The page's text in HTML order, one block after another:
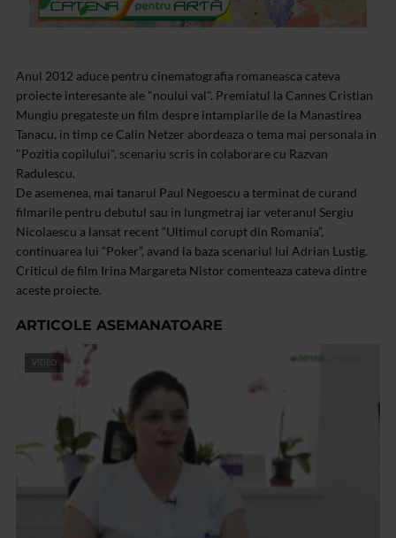
Anul 2012 aduce pentru cinematografia romaneasca cateva
proiecte interesante ale "noului val". Premiatul la Cannes Cristian
Mungiu pregateste un film despre intamplarile de la Manastirea
Tanacu, in timp ce Calin Netzer abordeaza o tema mai personala in
"Pozitia copilului", scenariu scris in colaborare cu Razvan
Radulescu.
De asemenea, mai tanarul Paul Negoescu a terminat de curand
filmarile pentru debutul sau in lungmetraj iar veteranul Sergiu
Nicolaescu a lansat recent “Ultimul corupt din Romania”,
continuarea lui “Poker”, avand la baza scenariul lui Adrian Lustig.
Criticul de film Irina Margareta Nistor comenteaza cateva dintre
aceste proiecte.
ARTICOLE ASEMANATOARE
VIDEO